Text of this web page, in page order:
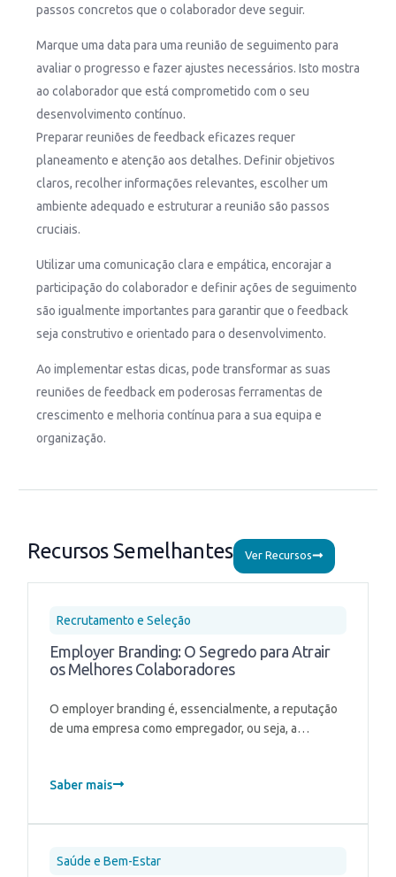
passos concretos que o colaborador deve seguir.
Marque uma data para uma reunião de seguimento para
avaliar o progresso e fazer ajustes necessários. Isto mostra
ao colaborador que está comprometido com o seu
desenvolvimento contínuo.
Preparar reuniões de feedback eficazes requer
planeamento e atenção aos detalhes. Definir objetivos
claros, recolher informações relevantes, escolher um
ambiente adequado e estruturar a reunião são passos
cruciais.
Utilizar uma comunicação clara e empática, encorajar a
participação do colaborador e definir ações de seguimento
são igualmente importantes para garantir que o feedback
seja construtivo e orientado para o desenvolvimento.
Ao implementar estas dicas, pode transformar as suas
reuniões de feedback em poderosas ferramentas de
crescimento e melhoria contínua para a sua equipa e
organização.
Recursos Semelhantes Ver Recursos
Recrutamento e Seleção
Employer Branding: O Segredo para Atrair
os Melhores Colaboradores
O employer branding é, essencialmente, a reputação
de uma empresa como empregador, ou seja, a…
Saber mais
Saúde e Bem-Estar